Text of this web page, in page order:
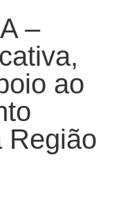
–
ao
Região